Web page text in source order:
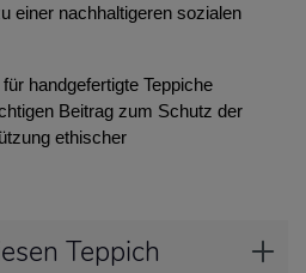
einer nachhaltigeren sozialen
handgefertigte Teppiche
Beitrag zum Schutz der
ethischer
Teppich